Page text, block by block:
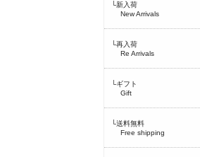
└新入荷
New Arrivals
└再入荷
Re Arrivals
└ギフト
Gift
└送料無料
Free shipping